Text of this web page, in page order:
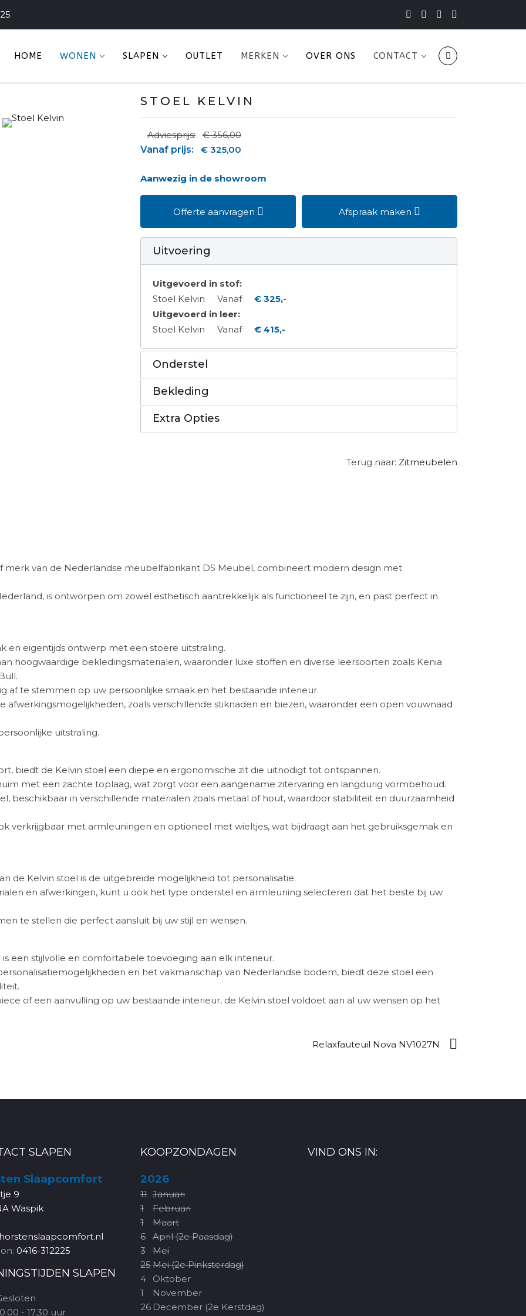
HOME WONEN SLAPEN OUTLET MERKEN OVER ONS CONTACT
STOEL KELVIN
Adviesprijs:
€ 356,00
Vanaf prijs:
€ 325,00
Aanwezig in de showroom
Offerte aanvragen Afspraak maken
Uitvoering
Uitgevoerd in stof:
Stoel Kelvin
Vanaf
€ 325,-
Uitgevoerd in leer:
Stoel Kelvin
Vanaf € 415,-
Onderstel
Bekleding
Extra Opties
Terug naar: Zitmeubelen
merk van de Nederlandse meubelfabrikant DS Meubel, combineert modern design met
is ontworpen om zowel esthetisch aantrekkelijk als functioneel te zijn, en past perfect in
en eigentijds ontwerp met een stoere uitstraling.
hoogwaardige bekledingsmaterialen, waaronder luxe stoffen en diverse leersoorten zoals Kenia
af te stemmen op uw persoonlijke smaak en het bestaande interieur.
afwerkingsmogelijkheden, zoals verschillende stiknaden en biezen, waaronder een open vouwnaad
uitstraling.
biedt de Kelvin stoel een diepe en ergonomische zit die uitnodigt tot ontspannen.
met een zachte toplaag, wat zorgt voor een aangename zitervaring en langdurig vormbehoud.
beschikbaar in verschillende materialen zoals metaal of hout, waardoor stabiliteit en duurzaamheid
verkrijgbaar met armleuningen en optioneel met wieltjes, wat bijdraagt aan het gebruiksgemak en
de Kelvin stoel is de uitgebreide mogelijkheid tot personalisatie.
en afwerkingen, kunt u ook het type onderstel en armleuning selecteren dat het beste bij uw
te stellen die perfect aansluit bij uw stijl en wensen.
een stijlvolle en comfortabele toevoeging aan elk interieur.
en het vakmanschap van Nederlandse bodem, biedt deze stoel een
of een aanvulling op uw bestaande interieur, de Kelvin stoel voldoet aan al uw wensen op het
Relaxfauteuil Nova NV1027N
SLAPEN
Slaapcomfort
9
Waspik
0416-312225
SLAPEN
- 17.30 uur
KOOPZONDAGEN
2026
11 Januari
1
Februari
1
Maart
6
April (2e Paasdag)
3
Mei
25Mei (2e Pinksterdag)
4
Oktober
1
November
26 December (2e Kerstdag)
VIND ONS IN: